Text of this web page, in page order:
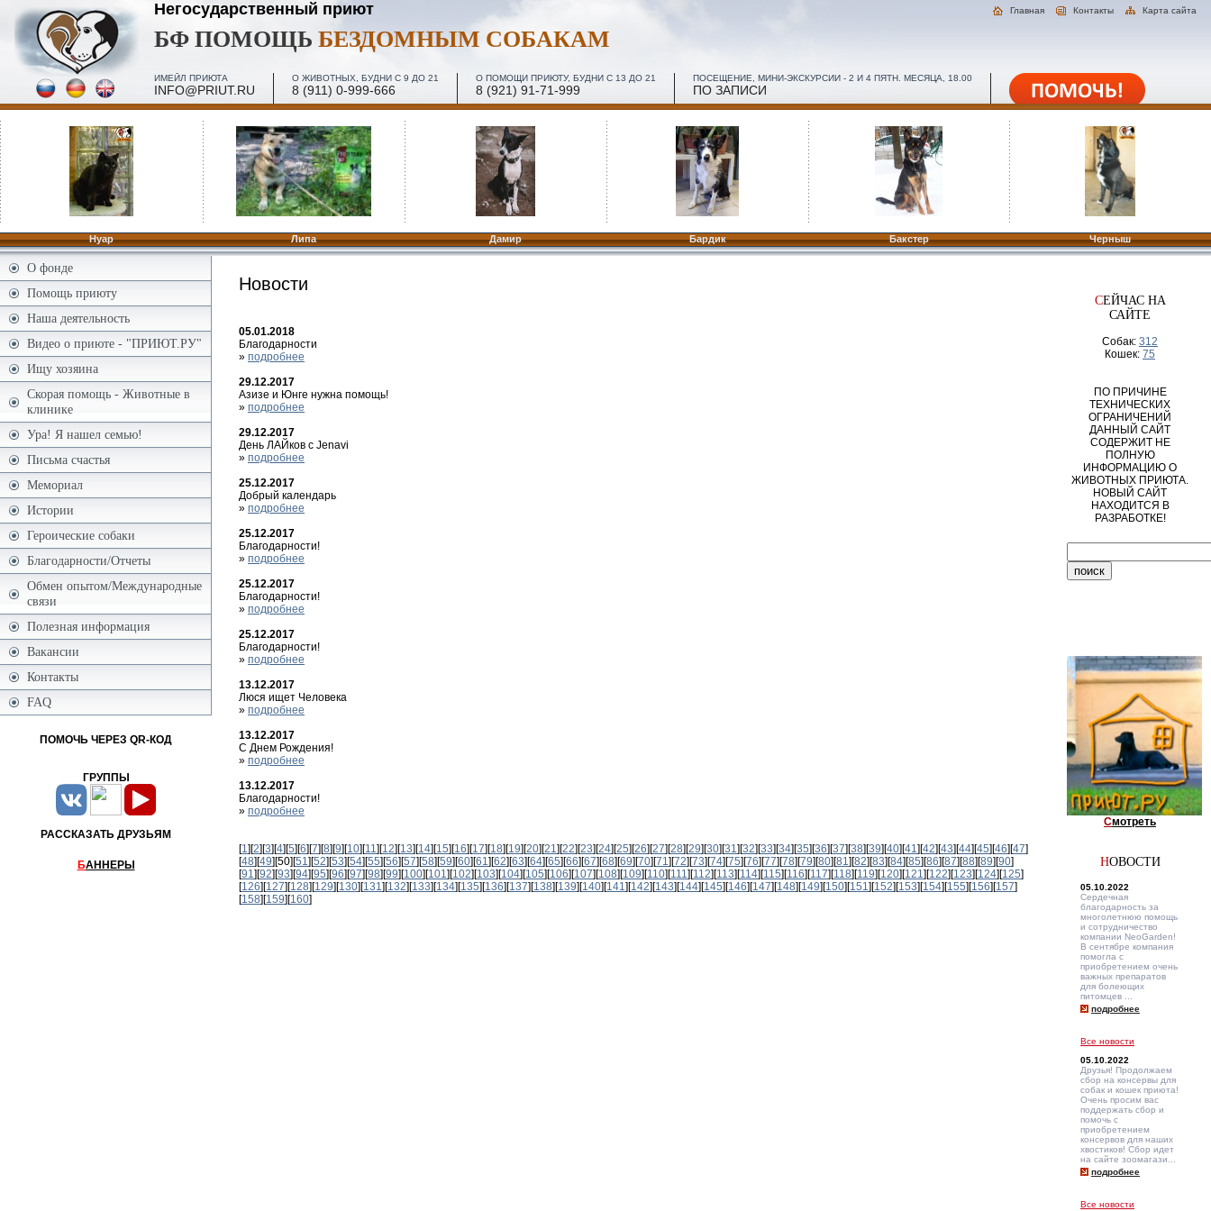
Карта сайта
Контакты
Главная
Негосударственный приют
БФ ПОМОЩЬБЕЗДОМНЫМ СОБАКАМ
ИМЕЙЛ ПРИЮТА
INFO@PRIUT.RU
О ЖИВОТНЫХ, БУДНИ С 9 ДО 21
8 (911) 0-999-666
О ПОМОЩИ ПРИЮТУ, БУДНИ С 13 ДО 21
8 (921) 91-71-999
ПОСЕЩЕНИЕ, МИНИ-ЭКСКУРСИИ - 2 И 4 ПЯТН. МЕСЯЦА, 18.00
ПО ЗАПИСИ
Нуар Липа Дамир Бардик Бакстер Черныш
Новости
05.01.2018
Благодарности
» подробнее
29.12.2017
Азизе и Юнге нужна помощь!
» подробнее
29.12.2017
День ЛАЙков с Jenavi
» подробнее
25.12.2017
Добрый календарь
» подробнее
25.12.2017
Благодарности!
» подробнее
25.12.2017
Благодарности!
» подробнее
25.12.2017
Благодарности!
» подробнее
13.12.2017
Люся ищет Человека
» подробнее
13.12.2017
С Днем Рождения!
» подробнее
13.12.2017
Благодарности!
» подробнее
[1][2][3][4][5][6][7][8][9][10][11][12][13][14][15][16][17][18][19][20][21][22][23][24][25][26][27][28][29][30][31][32][33][34][35][36][37][38][39][40][41][42][43][44][45][46][47]
[48][49][50][51][52][53][54][55][56][57][58][59][60][61][62][63][64][65][66][67][68][69][70][71][72][73][74][75][76][77][78][79][80][81][82][83][84][85][86][87][88][89][90]
[91][92][93][94][95][96][97][98][99][100][101][102][103][104][105][106][107][108][109][110][111][112][113][114][115][116][117][118][119][120][121][122][123][124][125]
[126][127][128][129][130][131][132][133][134][135][136][137][138][139][140][141][142][143][144][145][146][147][148][149][150][151][152][153][154][155][156][157]
[158][159][160]
СЕЙЧАС НА
САЙТЕ
Собак: 312
Кошек: 75
ПО ПРИЧИНЕ
ТЕХНИЧЕСКИХ
ОГРАНИЧЕНИЙ
ДАННЫЙ САЙТ
СОДЕРЖИТ НЕ
ПОЛНУЮ
ИНФОРМАЦИЮ О
ЖИВОТНЫХ ПРИЮТА.
НОВЫЙ САЙТ
НАХОДИТСЯ В
РАЗРАБОТКЕ!
Смотреть
НОВОСТИ
05.10.2022
Сердечная
благодарность за
многолетнюю помощь
и сотрудничество
компании NeoGarden!
В сентябре компания
помогла с
приобретением очень
важных препаратов
для болеющих
питомцев ...
подробнее
Все новости
05.10.2022
Друзья! Продолжаем
сбор на консервы для
собак и кошек приюта!
Очень просим вас
поддержать сбор и
помочь с
приобретением
консервов для наших
хвостиков! Сбор идет
на сайте зоомагази...
подробнее
Все новости
О фонде
Помощь приюту
Наша деятельность
Видео о приюте - "ПРИЮТ.РУ"
Ищу хозяина
Скорая помощь - Животные в
клинике
Ура! Я нашел семью!
Письма счастья
Мемориал
Истории
Героические собаки
Благодарности/Отчеты
Обмен опытом/Международные
связи
Полезная информация
Вакансии
Контакты
FAQ
ПОМОЧЬ ЧЕРЕЗ QR-КОД
ГРУППЫ
РАССКАЗАТЬ ДРУЗЬЯМ
БАННЕРЫ